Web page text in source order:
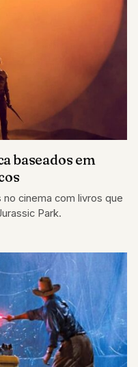
baseados em
cinema com livros que
Park.